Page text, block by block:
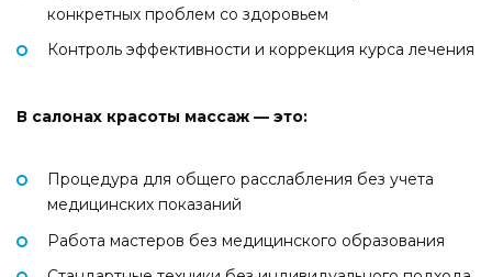
конкретных проблем со здоровьем
Контроль эффективности и коррекция курса лечения
В салонах красоты массаж — это:
Процедура для общего расслабления без учета
медицинских показаний
Работа мастеров без медицинского образования